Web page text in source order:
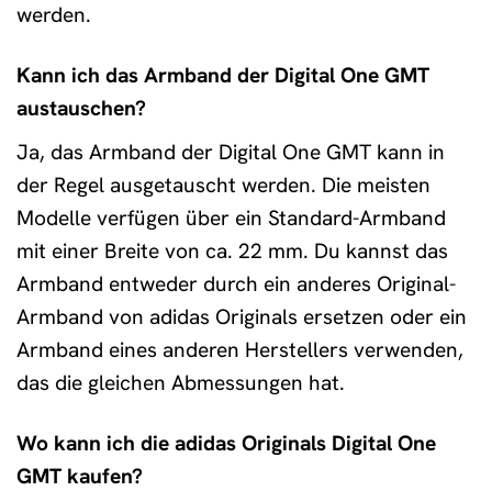
werden.
Kann ich das Armband der Digital One GMT
austauschen?
Ja, das Armband der Digital One GMT kann in
der Regel ausgetauscht werden. Die meisten
Modelle verfügen über ein Standard-Armband
mit einer Breite von ca. 22 mm. Du kannst das
Armband entweder durch ein anderes Original-
Armband von adidas Originals ersetzen oder ein
Armband eines anderen Herstellers verwenden,
das die gleichen Abmessungen hat.
Wo kann ich die adidas Originals Digital One
GMT kaufen?